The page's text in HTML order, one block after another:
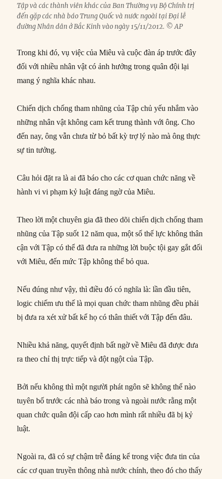
Tập và các thành viên khác của Ban Thường vụ Bộ Chính trị
đến gặp các nhà báo Trung Quốc và nước ngoài tại Đại lễ
đường Nhân dân ở Bắc Kinh vào ngày 15/11/2012. © AP
Trong khi đó, vụ việc của Miêu và cuộc đàn áp trước đây
đối với nhiều nhân vật có ảnh hưởng trong quân đội lại
mang ý nghĩa khác nhau.
Chiến dịch chống tham nhũng của Tập chủ yếu nhắm vào
những nhân vật không cam kết trung thành với ông. Cho
đến nay, ông vẫn chưa từ bỏ bất kỳ trợ lý nào mà ông thực
sự tin tưởng.
Câu hỏi đặt ra là ai đã báo cho các cơ quan chức năng về
hành vi vi phạm kỷ luật đáng ngờ của Miêu.
Theo lời một chuyên gia đã theo dõi chiến dịch chống tham
nhũng của Tập suốt 12 năm qua, một số thế lực không thân
cận với Tập có thể đã đưa ra những lời buộc tội gay gắt đối
với Miêu, đến mức Tập không thể bỏ qua.
Nếu đúng như vậy, thì điều đó có nghĩa là: lần đầu tiên,
logic chiếm ưu thế là mọi quan chức tham nhũng đều phải
bị đưa ra xét xử bất kể họ có thân thiết với Tập đến đâu.
Nhiều khả năng, quyết định bất ngờ về Miêu đã được đưa
ra theo chỉ thị trực tiếp và đột ngột của Tập.
Bởi nếu không thì một người phát ngôn sẽ không thể nào
tuyên bố trước các nhà báo trong và ngoài nước rằng một
quan chức quân đội cấp cao hơn mình rất nhiều đã bị kỷ
luật.
Ngoài ra, đã có sự chậm trễ đáng kể trong việc đưa tin của
các cơ quan truyền thông nhà nước chính, theo đó cho thấy